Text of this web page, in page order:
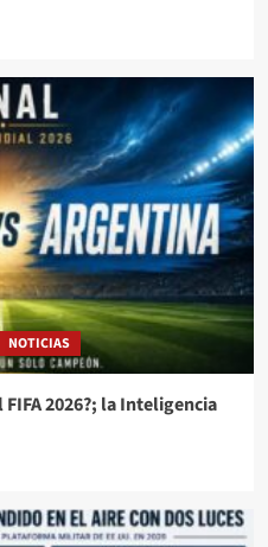
NOTICIAS
2026?; la Inteligencia